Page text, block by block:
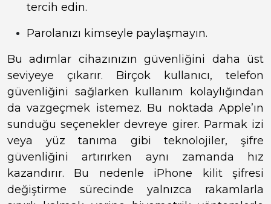
tercih edin.
Parolanızı kimseyle paylaşmayın.
Bu adımlar cihazınızın güvenliğini daha üst
seviyeye çıkarır. Birçok kullanıcı, telefon
güvenliğini sağlarken kullanım kolaylığından
da vazgeçmek istemez. Bu noktada Apple’ın
sunduğu seçenekler devreye girer. Parmak izi
veya yüz tanıma gibi teknolojiler, şifre
güvenliğini artırırken aynı zamanda hız
kazandırır. Bu nedenle iPhone kilit şifresi
değiştirme sürecinde yalnızca rakamlarla